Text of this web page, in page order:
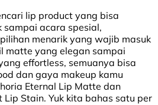
lip product yang bisa
acara spesial,
menarik yang wajib masuk
matte yang elegan sampai
effortless, semuanya bisa
dan gaya makeup kamu
Eternal Lip Matte dan
Stain. Yuk kita bahas satu per